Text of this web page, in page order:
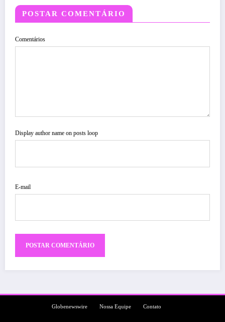
POSTAR COMENTÁRIO
Comentários
Display author name on posts loop
E-mail
Globenewswire Nossa Equipe Contato